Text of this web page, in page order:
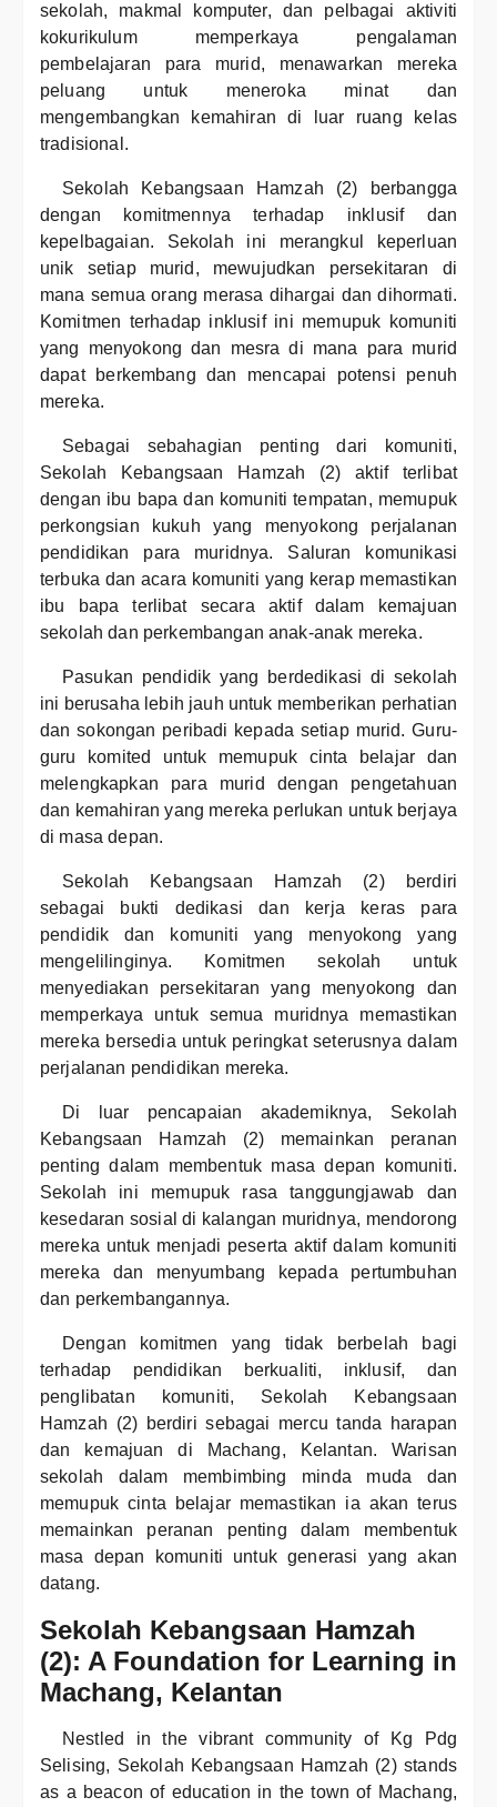
sekolah, makmal komputer, dan pelbagai aktiviti
kokurikulum memperkaya pengalaman
pembelajaran para murid, menawarkan mereka
peluang untuk meneroka minat dan
mengembangkan kemahiran di luar ruang kelas
tradisional.
Sekolah Kebangsaan Hamzah (2) berbangga
dengan komitmennya terhadap inklusif dan
kepelbagaian. Sekolah ini merangkul keperluan
unik setiap murid, mewujudkan persekitaran di
mana semua orang merasa dihargai dan dihormati.
Komitmen terhadap inklusif ini memupuk komuniti
yang menyokong dan mesra di mana para murid
dapat berkembang dan mencapai potensi penuh
mereka.
Sebagai sebahagian penting dari komuniti,
Sekolah Kebangsaan Hamzah (2) aktif terlibat
dengan ibu bapa dan komuniti tempatan, memupuk
perkongsian kukuh yang menyokong perjalanan
pendidikan para muridnya. Saluran komunikasi
terbuka dan acara komuniti yang kerap memastikan
ibu bapa terlibat secara aktif dalam kemajuan
sekolah dan perkembangan anak-anak mereka.
Pasukan pendidik yang berdedikasi di sekolah
ini berusaha lebih jauh untuk memberikan perhatian
dan sokongan peribadi kepada setiap murid. Guru-
guru komited untuk memupuk cinta belajar dan
melengkapkan para murid dengan pengetahuan
dan kemahiran yang mereka perlukan untuk berjaya
di masa depan.
Sekolah Kebangsaan Hamzah (2) berdiri
sebagai bukti dedikasi dan kerja keras para
pendidik dan komuniti yang menyokong yang
mengelilinginya. Komitmen sekolah untuk
menyediakan persekitaran yang menyokong dan
memperkaya untuk semua muridnya memastikan
mereka bersedia untuk peringkat seterusnya dalam
perjalanan pendidikan mereka.
Di luar pencapaian akademiknya, Sekolah
Kebangsaan Hamzah (2) memainkan peranan
penting dalam membentuk masa depan komuniti.
Sekolah ini memupuk rasa tanggungjawab dan
kesedaran sosial di kalangan muridnya, mendorong
mereka untuk menjadi peserta aktif dalam komuniti
mereka dan menyumbang kepada pertumbuhan
dan perkembangannya.
Dengan komitmen yang tidak berbelah bagi
terhadap pendidikan berkualiti, inklusif, dan
penglibatan komuniti, Sekolah Kebangsaan
Hamzah (2) berdiri sebagai mercu tanda harapan
dan kemajuan di Machang, Kelantan. Warisan
sekolah dalam membimbing minda muda dan
memupuk cinta belajar memastikan ia akan terus
memainkan peranan penting dalam membentuk
masa depan komuniti untuk generasi yang akan
datang.
Sekolah Kebangsaan Hamzah
(2): A Foundation for Learning in
Machang, Kelantan
Nestled in the vibrant community of Kg Pdg
Selising, Sekolah Kebangsaan Hamzah (2) stands
as a beacon of education in the town of Machang,